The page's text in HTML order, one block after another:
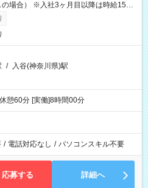
の場合） ※入社3ヶ月目以降は時給1500
/ 入谷(神奈川県)駅
憩60分 [実働]8時間00分
/ 電話対応なし / パソコンスキル不要
応募する 詳細へ